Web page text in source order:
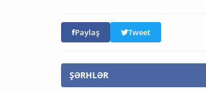
Paylaş Tweet
ŞƏRHLƏR